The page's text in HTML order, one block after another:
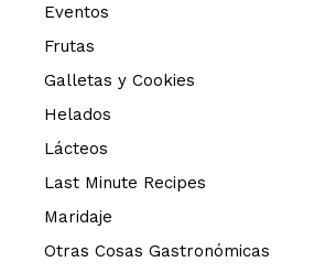
Eventos
Frutas
Galletas y Cookies
Helados
Lácteos
Last Minute Recipes
Maridaje
Otras Cosas Gastronómicas